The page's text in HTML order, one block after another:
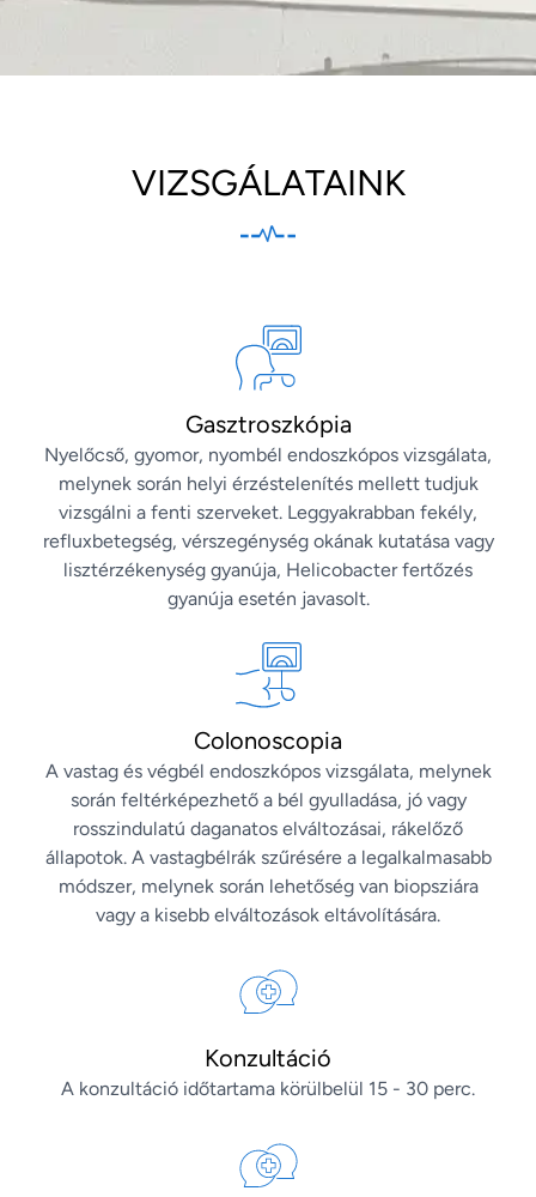
VIZSGÁLATAINK
Gasztroszkópia
Nyelőcső, gyomor, nyombél endoszkópos vizsgálata,
melynek során helyi érzéstelenítés mellett tudjuk
vizsgálni a fenti szerveket. Leggyakrabban fekély,
refluxbetegség, vérszegénység okának kutatása vagy
lisztérzékenység gyanúja, Helicobacter fertőzés
gyanúja esetén javasolt.
Colonoscopia
A vastag és végbél endoszkópos vizsgálata, melynek
során feltérképezhető a bél gyulladása, jó vagy
rosszindulatú daganatos elváltozásai, rákelőző
állapotok. A vastagbélrák szűrésére a legalkalmasabb
módszer, melynek során lehetőség van biopsziára
vagy a kisebb elváltozások eltávolítására.
Konzultáció
A konzultáció időtartama körülbelül 15 - 30 perc.